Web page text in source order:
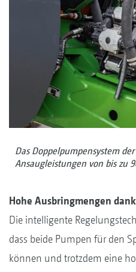
Das Doppelpumpensystem
Ansaugleistungen von bis zu
Hohe Ausbringmengen
Die intelligente
dass beide Pumpen für den
können und trotzdem eine